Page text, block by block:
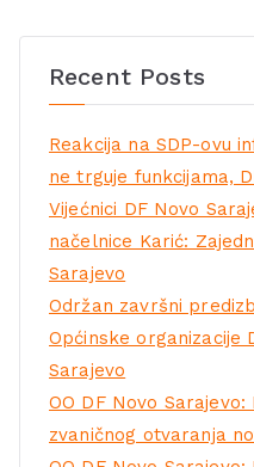
Recent Posts
Reakcija na SDP-ovu
ne trguje funkcijama,
Vijećnici DF Novo
načelnice Karić:
Sarajevo
Održan završni
Općinske
Sarajevo
OO DF Novo
zvaničnog otvaranja